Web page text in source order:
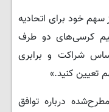
سهم خود برای اتحادیه
کرسی‌های دو طرف
شراکت و برابری
تعیین کنید.»
درباره توافق